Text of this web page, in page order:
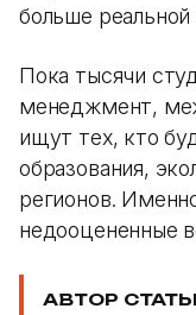
больше реальной
Пока тысячи
менеджмент,
ищут тех, кто
образования,
регионов.
недооцененные
АВТОР